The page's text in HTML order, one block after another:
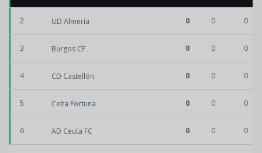
2 UD Almería 0 0 0
3 Burgos CF 0 0 0
4 CD Castellón 0 0 0
5 Celta Fortuna 0 0 0
6 AD Ceuta FC 0 0 0